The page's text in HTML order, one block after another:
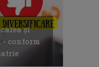
și
- conform